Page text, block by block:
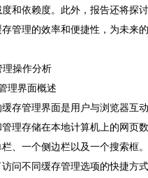
和依赖度。此外，报告还将探
管理的效率和便捷性，为未来
理操作分析
理界面概述
存管理界面是用户与浏览器互
理存储在本地计算机上的网页
、一个侧边栏以及一个搜索框
问不同缓存管理选项的快捷方